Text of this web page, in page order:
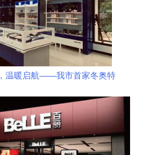
温暖启航——我市首家冬奥特